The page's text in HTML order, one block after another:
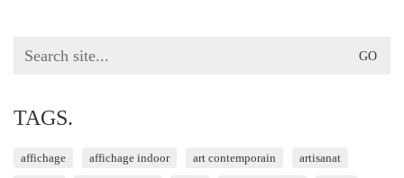
Search
TAGS.
affichage affichage indoor art contemporain artisanat